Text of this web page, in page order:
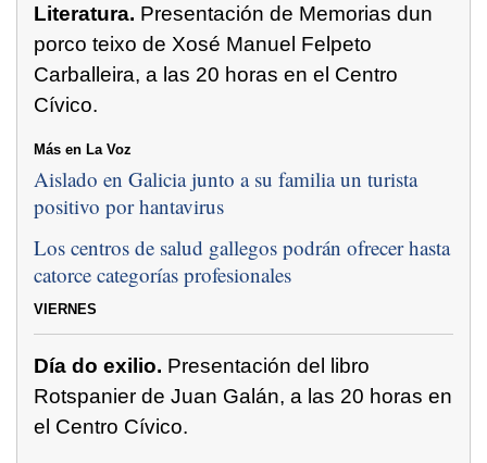
Literatura. Presentación de Memorias dun
porco teixo de Xosé Manuel Felpeto
Carballeira, a las 20 horas en el Centro
Cívico.
Más en La Voz
Aislado en Galicia junto a su familia un turista
positivo por hantavirus
Los centros de salud gallegos podrán ofrecer hasta
catorce categorías profesionales
VIERNES
Día do exilio. Presentación del libro
Rotspanier de Juan Galán, a las 20 horas en
el Centro Cívico.